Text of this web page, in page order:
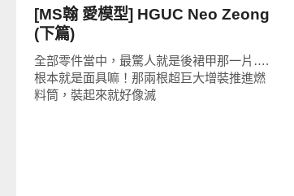
[MS翰 愛模型] HGUC Neo Zeong
(下篇)
全部零件當中，最驚人就是後裙甲那一片….
根本就是面具嘛！那兩根超巨大增裝推進燃
料筒，裝起來就好像滅